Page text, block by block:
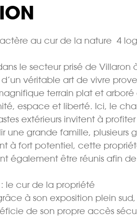
au cur de la nature  4
le secteur prisé de
véritable art de vivre
terrain plat et
espace et liberté. Ici, le
extérieurs invitent à
une grande famille, plusieurs
à fort potentiel, cette
également être réunis afin
le cur de la propriété
à son exposition plein
de son propre accès